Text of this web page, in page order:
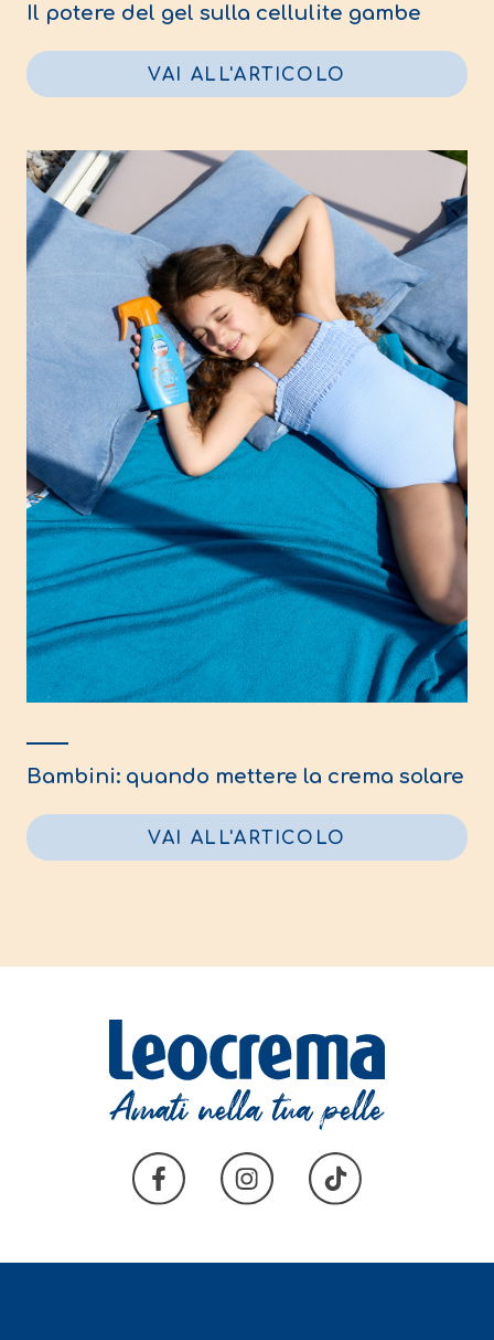
Il potere del gel sulla cellulite gambe
VAI ALL'ARTICOLO
Bambini: quando mettere la crema solare
VAI ALL'ARTICOLO